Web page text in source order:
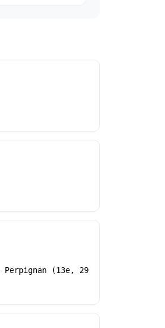
Perpignan (13e, 29